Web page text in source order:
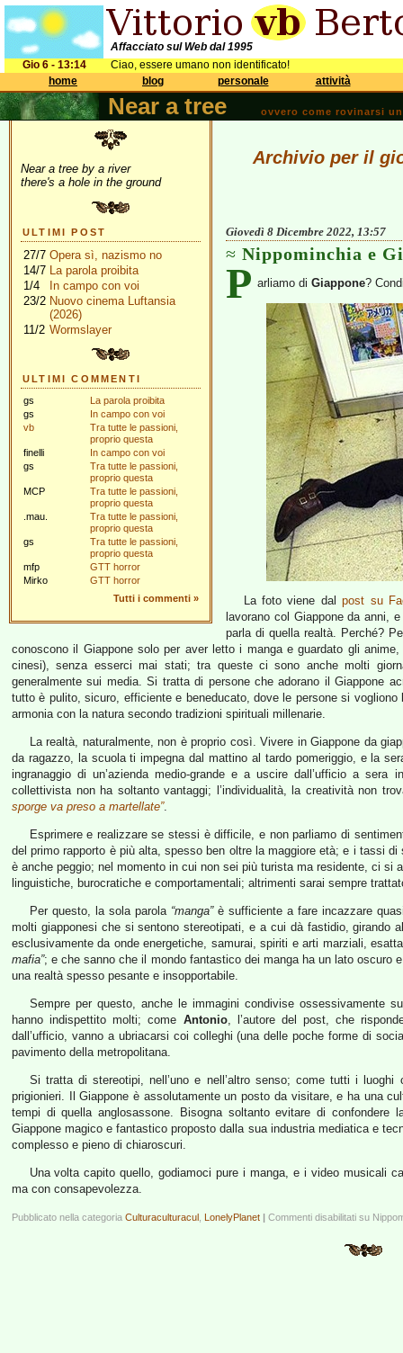
Affacciato sul Web dal 1995
Gio 6 - 13:14
Ciao, essere umano non identificato!
home
blog personale attività
Near a tree ovvero come rovinarsi
Near a tree by a river
there's a hole in the ground
ULTIMI POST
27/7 Opera sì, nazismo no
14/7 La parola proibita
1/4
In campo con voi
23/2 Nuovo cinema Luftansia
(2026)
11/2 Wormslayer
ULTIMI COMMENTI
gs
La parola proibita
gs
In campo con voi
vb
Tra tutte le passioni,
proprio questa
finelli
In campo con voi
gs
Tra tutte le passioni,
proprio questa
MCP
Tra tutte le passioni,
proprio questa
.mau.
Tra tutte le passioni,
proprio questa
gs
Tra tutte le passioni,
proprio questa
mfp
GTT horror
Mirko
GTT horror
Tutti i commenti »
Archivio per il
Giovedì 8 Dicembre 2022, 13:57
Nippominchia e
P arliamo di Giappone?
La foto viene dalpost su
lavorano col Giappone da anni,
parla di quella realtà. Perché?
conoscono il Giappone solo per aver letto i manga e guardato gli
cinesi), senza esserci mai stati; tra queste ci sono anche molti
generalmente sui media. Si tratta di persone che adorano il Giappone
tutto è pulito, sicuro, efficiente e beneducato, dove le persone si
armonia con la natura secondo tradizioni spirituali millenarie.
La realtà, naturalmente, non è proprio così. Vivere in Giappone da
da ragazzo, la scuola ti impegna dal mattino al tardo pomeriggio, e la
ingranaggio di un’azienda medio-grande e a uscire dall’ufficio a
collettivista non ha soltanto vantaggi; l’individualità, la creatività non
sporge va preso a martellate”.
Esprimere e realizzare se stessi è difficile, e non parliamo di
del primo rapporto è più alta, spesso ben oltre la maggiore età; e i tassi
è anche peggio; nel momento in cui non sei più turista ma residente, ci
linguistiche, burocratiche e comportamentali; altrimenti sarai sempre
Per questo, la sola parola “manga”è sufficiente a fare incazzare
molti giapponesi che si sentono stereotipati, e a cui dà fastidio, girando
esclusivamente da onde energetiche, samurai, spiriti e arti marziali,
mafia”; e che sanno che il mondo fantastico dei manga ha un lato oscuro
una realtà spesso pesante e insopportabile.
Sempre per questo, anche le immagini condivise ossessivamente
hanno indispettito molti; come Antonio, l’autore del post, che
dall’ufficio, vanno a ubriacarsi coi colleghi (una delle poche forme di
pavimento della metropolitana.
Si tratta di stereotipi, nell’uno e nell’altro senso; come tutti i
prigionieri. Il Giappone è assolutamente un posto da visitare, e ha una
tempi di quella anglosassone. Bisogna soltanto evitare di
Giappone magico e fantastico proposto dalla sua industria mediatica e
complesso e pieno di chiaroscuri.
Una volta capito quello, godiamoci pure i manga, e i video musicali
ma con consapevolezza.
Pubblicato nella categoria Culturaculturacul LonelyPlanet | Commenti disabilitati su